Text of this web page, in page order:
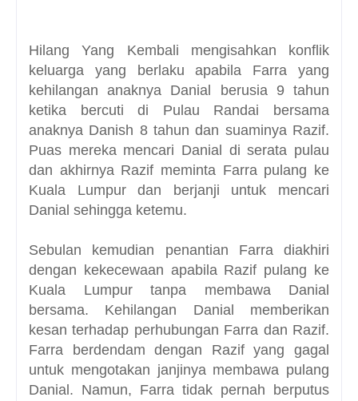
Hilang Yang Kembali mengisahkan konflik
keluarga yang berlaku apabila Farra yang
kehilangan anaknya Danial berusia 9 tahun
ketika bercuti di Pulau Randai bersama
anaknya Danish 8 tahun dan suaminya Razif.
Puas mereka mencari Danial di serata pulau
dan akhirnya Razif meminta Farra pulang ke
Kuala Lumpur dan berjanji untuk mencari
Danial sehingga ketemu.
Sebulan kemudian penantian Farra diakhiri
dengan kekecewaan apabila Razif pulang ke
Kuala Lumpur tanpa membawa Danial
bersama. Kehilangan Danial memberikan
kesan terhadap perhubungan Farra dan Razif.
Farra berdendam dengan Razif yang gagal
untuk mengotakan janjinya membawa pulang
Danial. Namun, Farra tidak pernah berputus